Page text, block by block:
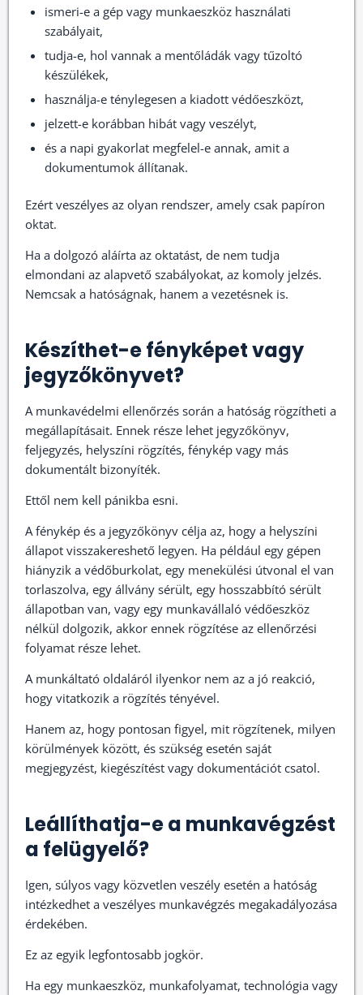
ismeri-e a gép vagy munkaeszköz használati
szabályait,
tudja-e, hol vannak a mentőládák vagy tűzoltó
készülékek,
használja-e ténylegesen a kiadott védőeszközt,
jelzett-e korábban hibát vagy veszélyt,
és a napi gyakorlat megfelel-e annak, amit a
dokumentumok állítanak.
Ezért veszélyes az olyan rendszer, amely csak papíron
oktat.
Ha a dolgozó aláírta az oktatást, de nem tudja
elmondani az alapvető szabályokat, az komoly jelzés.
Nemcsak a hatóságnak, hanem a vezetésnek is.
Készíthet-e fényképet vagy
jegyzőkönyvet?
A munkavédelmi ellenőrzés során a hatóság rögzítheti a
megállapításait. Ennek része lehet jegyzőkönyv,
feljegyzés, helyszíni rögzítés, fénykép vagy más
dokumentált bizonyíték.
Ettől nem kell pánikba esni.
A fénykép és a jegyzőkönyv célja az, hogy a helyszíni
állapot visszakereshető legyen. Ha például egy gépen
hiányzik a védőburkolat, egy menekülési útvonal el van
torlaszolva, egy állvány sérült, egy hosszabbító sérült
állapotban van, vagy egy munkavállaló védőeszköz
nélkül dolgozik, akkor ennek rögzítése az ellenőrzési
folyamat része lehet.
A munkáltató oldaláról ilyenkor nem az a jó reakció,
hogy vitatkozik a rögzítés tényével.
Hanem az, hogy pontosan figyel, mit rögzítenek, milyen
körülmények között, és szükség esetén saját
megjegyzést, kiegészítést vagy dokumentációt csatol.
Leállíthatja-e a munkavégzést
a felügyelő?
Igen, súlyos vagy közvetlen veszély esetén a hatóság
intézkedhet a veszélyes munkavégzés megakadályozása
érdekében.
Ez az egyik legfontosabb jogkör.
Ha egy munkaeszköz, munkafolyamat, technológia vagy